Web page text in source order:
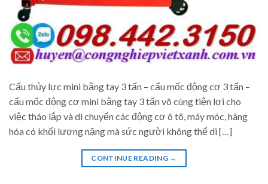
Cẩu thủy lực mini bằng tay 3 tấn – cẩu mốc động cơ 3 tấn –
cẩu mốc động cơ mini bằng tay 3 tấn vô cùng tiện lợi cho
việc tháo lắp và di chuyển các động cơ ô tô, máy móc, hàng
hóa có khối lượng nặng mà sức người không thể di […]
CONTINUE READING →